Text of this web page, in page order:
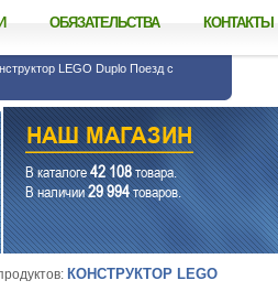
ОБЯЗАТЕЛЬСТВА КОНТАКТЫ
LEGO Duplo Поезд с
В каталоге42 108товара.
В наличии29 994товаров.
КОНСТРУКТОР LEGO